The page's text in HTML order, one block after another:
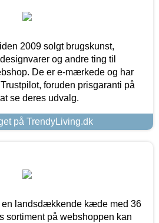
2009 solgt brugskunst,
og andre ting til
De er e-mærkede og har
foruden prisgaranti på
se deres udvalg.
på TrendyLiving.dk
en landsdækkende kæde med 36
sortiment på webshoppen kan